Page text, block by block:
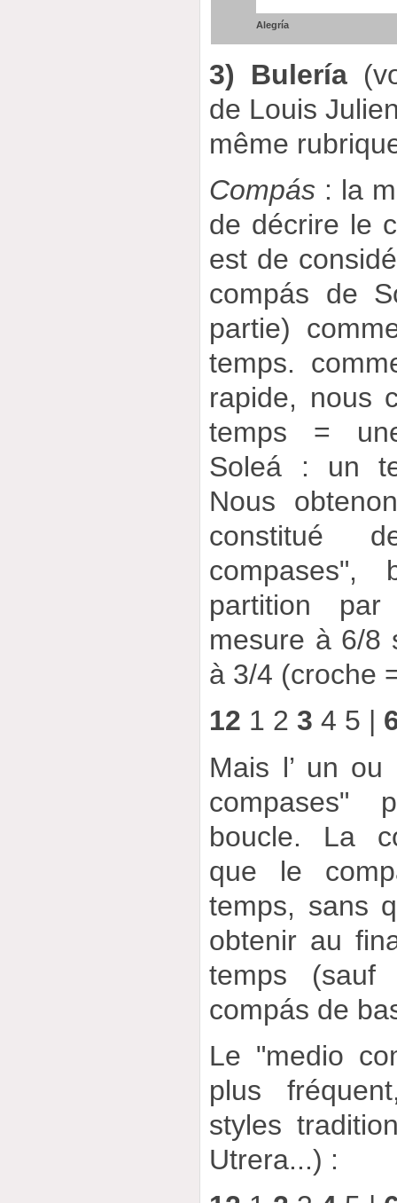
Alegría
3) Bulería
de Louis
même
Compás : la
de décrire le
est de
compás de
partie)
temps.
rapide, nous
temps =
Soleá : un
Nous
constitué
compases",
partition
mesure à 6/8
à 3/4 (croche
12 1 23 4 5 |
Mais l’ un ou
boucle. La
que le
temps, sans
obtenir au
temps
compás de
Le "medio
plus
styles
Utrera...) :